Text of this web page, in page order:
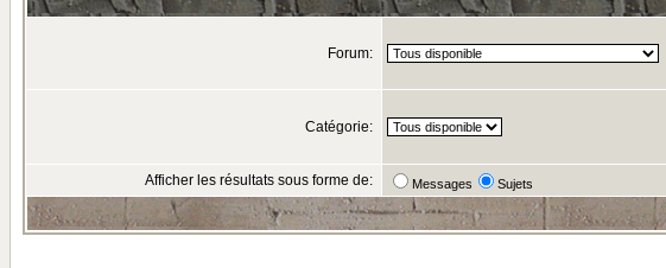
Forum:
Catégorie:
Afficher les résultats sous forme de: Messages Sujets